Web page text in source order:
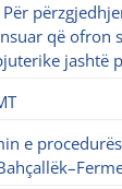
që ofron
jashtë
e